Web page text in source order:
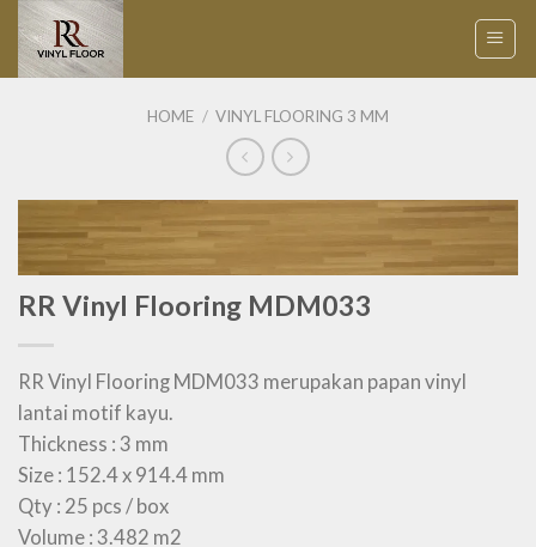
Skip
content
HOME / VINYL FLOORING 3 MM
RR Vinyl Flooring MDM033
RR Vinyl Flooring MDM033 merupakan papan vinyl
lantai motif kayu.
Thickness : 3 mm
Size : 152.4 x 914.4 mm
Qty : 25 pcs / box
Volume : 3.482 m2